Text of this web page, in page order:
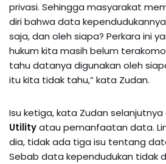
privasi. Sehingga masyarakat
diri bahwa data
saja, dan oleh siapa? Perkara ini
hukum kita masih belum
tahu datanya digunakan oleh
itu kita tidak tahu,” kata Zudan.
Isu ketiga, kata Zudan
Utilityatau pemanfaatan data.
dia, tidak ada tiga isu tentang
Sebab data kependudukan tidak